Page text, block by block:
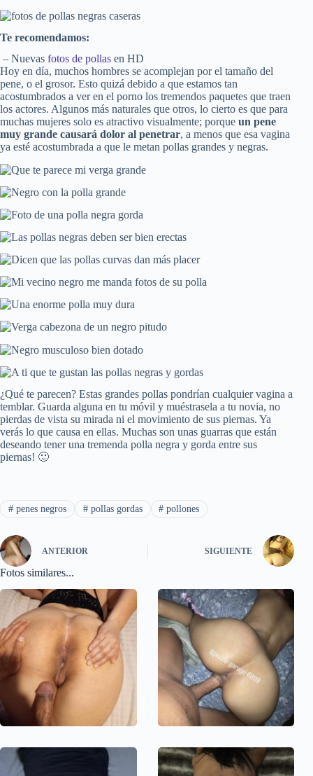
Te recomendamos:
– Nuevas fotos de pollas en HD
Hoy en día, muchos hombres se acomplejan por el tamaño del
pene, o el grosor. Esto quizá debido a que estamos tan
acostumbrados a ver en el porno los tremendos paquetes que traen
los actores. Algunos más naturales que otros, lo cierto es que para
muchas mujeres solo es atractivo visualmente; porque un pene
muy grande causará dolor al penetrar, a menos que esa vagina
ya esté acostumbrada a que le metan pollas grandes y negras.
¿Qué te parecen? Estas grandes pollas pondrían cualquier vagina a
temblar. Guarda alguna en tu móvil y muéstrasela a tu novia, no
pierdas de vista su mirada ni el movimiento de sus piernas. Ya
verás lo que causa en ellas. Muchas son unas guarras que están
deseando tener una tremenda polla negra y gorda entre sus
piernas! 🙂
#penes negros #pollas gordas # pollones
ANTERIOR SIGUIENTE
Fotos similares...